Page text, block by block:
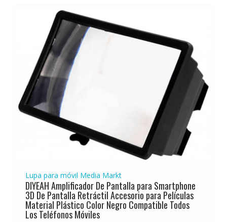
Lupa para móvil Media Markt
DIYEAH Amplificador De Pantalla para Smartphone
3D De Pantalla Retráctil Accesorio para Películas
Material Plástico Color Negro Compatible Todos
Los Teléfonos Móviles